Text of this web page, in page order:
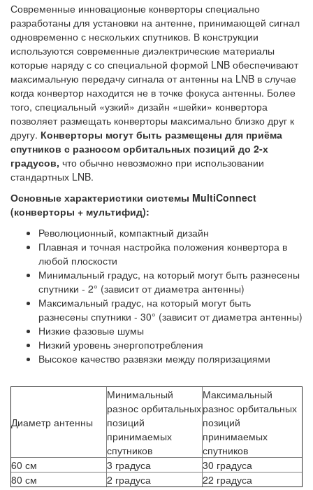
Современные инновационые конверторы специально
разработаны для установки на антенне, принимающей сигнал
одновременно с нескольких спутников. В конструкции
используются современные диэлектрические материалы
которые наряду с со специальной формой LNB обеспечивают
максимальную передачу сигнала от антенны на LNB в случае
когда конвертор находится не в точке фокуса антенны. Более
того, специальный «узкий» дизайн «шейки» конвертора
позволяет размещать конверторы максимально близко друг к
другу. Конверторы могут быть размещены для приёма
спутников с разносом орбитальных позиций до 2-х
градусов, что обычно невозможно при использовании
стандартных LNB.
Основные характеристики системы MultiConnect
(конверторы + мультифид):
Революционный, компактный дизайн
Плавная и точная настройка положения конвертора в
любой плоскости
Минимальный градус, на который могут быть разнесены
спутники - 2° (зависит от диаметра антенны)
Максимальный градус, на который могут быть
разнесены спутники - 30° (зависит от диаметра антенны)
Низкие фазовые шумы
Низкий уровень энергопотребления
Высокое качество развязки между поляризациями
Диаметр антенны
Минимальный
разнос орбитальных
позиций
принимаемых
спутников
Максимальный
разнос орбитальных
позиций
принимаемых
спутников
60 см
3 градуса
30 градуса
80 см
2 градуса 22 градуса